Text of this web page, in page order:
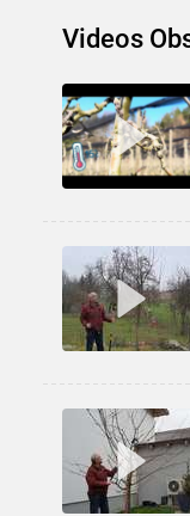
Videos